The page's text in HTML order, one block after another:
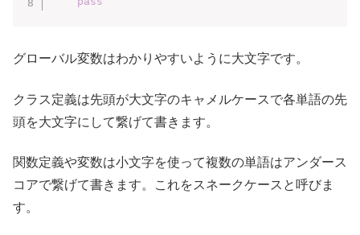
グローバル変数はわかりやすいように大文字です。
クラス定義は先頭が大文字のキャメルケースで各単語の先
頭を大文字にして繋げて書きます。
関数定義や変数は小文字を使って複数の単語はアンダース
コアで繋げて書きます。これをスネークケースと呼びま
す。